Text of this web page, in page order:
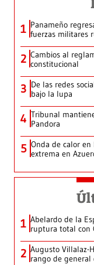
1 Panameño
fuerzas militares
2 Cambios al
constitucional
3 De las redes
bajo la lupa
4 Tribunal
Pandora
5 Onda de calor en
extrema en
1 Abelardo de la
ruptura total con
2 Augusto Villalaz-
rango de general